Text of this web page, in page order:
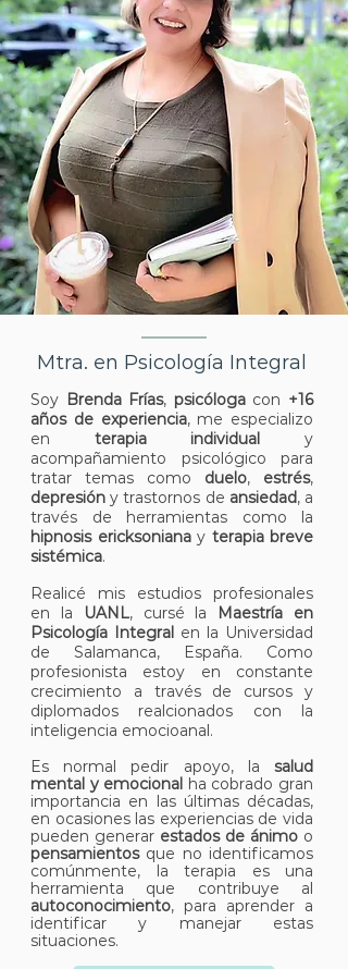
Mtra. en Psicología Integral
Soy Brenda Frías, psicóloga con +16
años de experiencia, me especializo
en terapia individual y
acompañamiento psicológico para
tratar temas como duelo, estrés,
depresióny trastornos de ansiedad, a
través de herramientas como la
hipnosis ericksoniana y terapia breve
sistémica.
Realicé mis estudios profesionales
en la
UANL, cursé la
Maestría en
Psicología Integral en la Universidad
de Salamanca, España. Como
profesionista estoy en constante
crecimiento a través de cursos y
diplomados realcionados con la
inteligencia emocioanal.
Es normal pedir apoyo, la salud
mental y emocional ha cobrado gran
importancia en las últimas décadas,
en ocasiones las experiencias de vida
pueden generar estados de ánimo o
pensamientos que no identificamos
comúnmente, la terapia es una
herramienta que contribuye al
autoconocimiento, para aprender a
identificar y manejar estas
situaciones.